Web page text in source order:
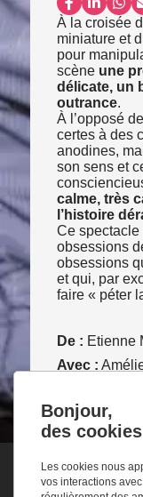
Partager
À la croisée
miniature et
pour
scène une
délicate, un
outrance.
À l’opposé
certes à des
anodines,
son sens et
calme, très
l’histoire
Ce spectacle
obsessions
obsessions
et qui, par
faire « péter
De : Etienne
Avec :
ACCUEIL
Bonjour,
des
Les cookies nous
vos interactions